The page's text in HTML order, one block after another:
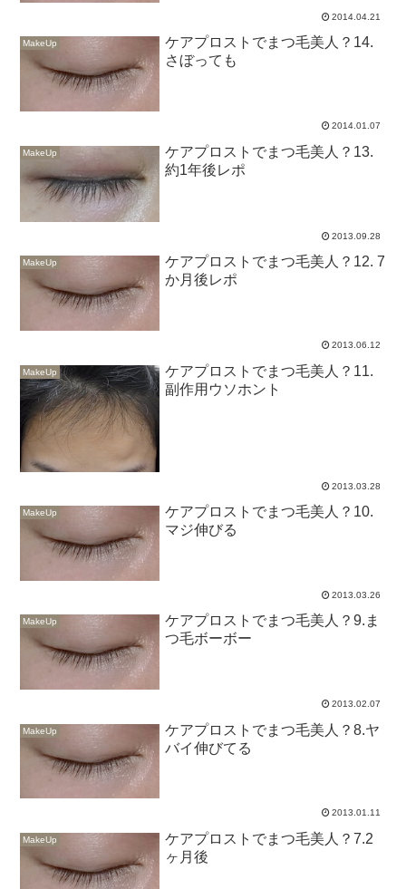
2014.04.21
MakeUp
ケアプロストでまつ毛美人？14.
さぼっても
2014.01.07
MakeUp
ケアプロストでまつ毛美人？13.
約1年後レポ
2013.09.28
MakeUp
ケアプロストでまつ毛美人？12. 7
か月後レポ
2013.06.12
MakeUp
ケアプロストでまつ毛美人？11.
副作用ウソホント
2013.03.28
MakeUp
ケアプロストでまつ毛美人？10.
マジ伸びる
2013.03.26
MakeUp
ケアプロストでまつ毛美人？9.ま
つ毛ボーボー
2013.02.07
MakeUp
ケアプロストでまつ毛美人？8.ヤ
バイ伸びてる
2013.01.11
MakeUp
ケアプロストでまつ毛美人？7.2
ヶ月後